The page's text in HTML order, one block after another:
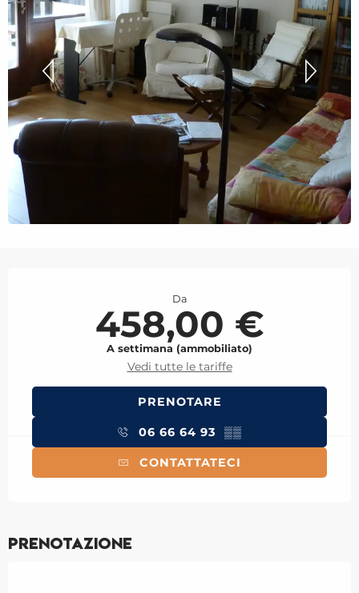
Da
458,00 €
A settimana (ammobiliato)
Vedi tutte le tariffe
PRENOTARE
06 66 64 93 ▒▒
CONTATTATECI
Prenotazione